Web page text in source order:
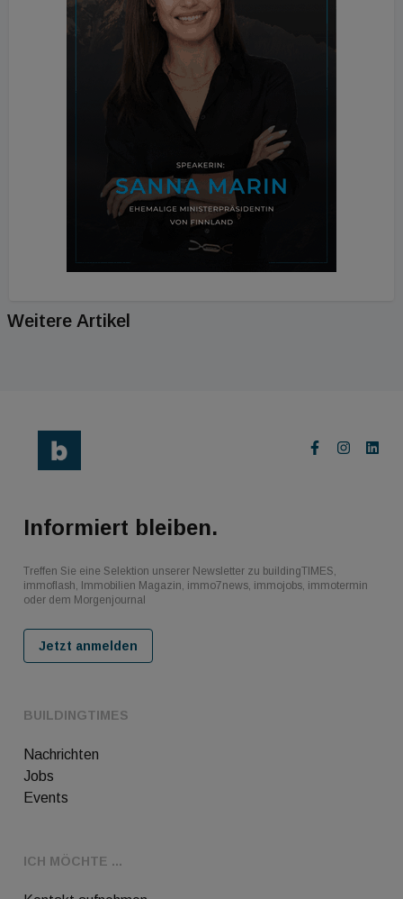
Weitere Artikel
BUILDINGTIMES
Nachrichten
Jobs
Events
ICH MÖCHTE ...
Informiert bleiben.
Treffen Sie eine Selektion unserer Newsletter zu buildingTIMES,
immoflash, Immobilien Magazin, immo7news, immojobs, immotermin
oder dem Morgenjournal
Jetzt anmelden